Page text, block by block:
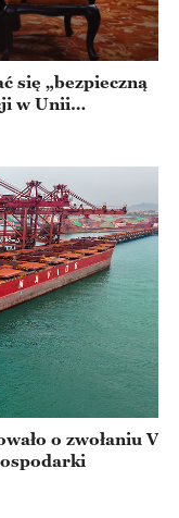
się „bezpieczną
w Unii
o zwołaniu V